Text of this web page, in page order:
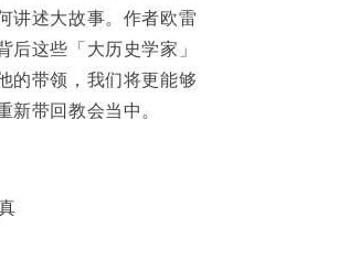
讲述大故事。作者欧雷
后这些「大历史学家」
的带领，我们将更能够
新带回教会当中。